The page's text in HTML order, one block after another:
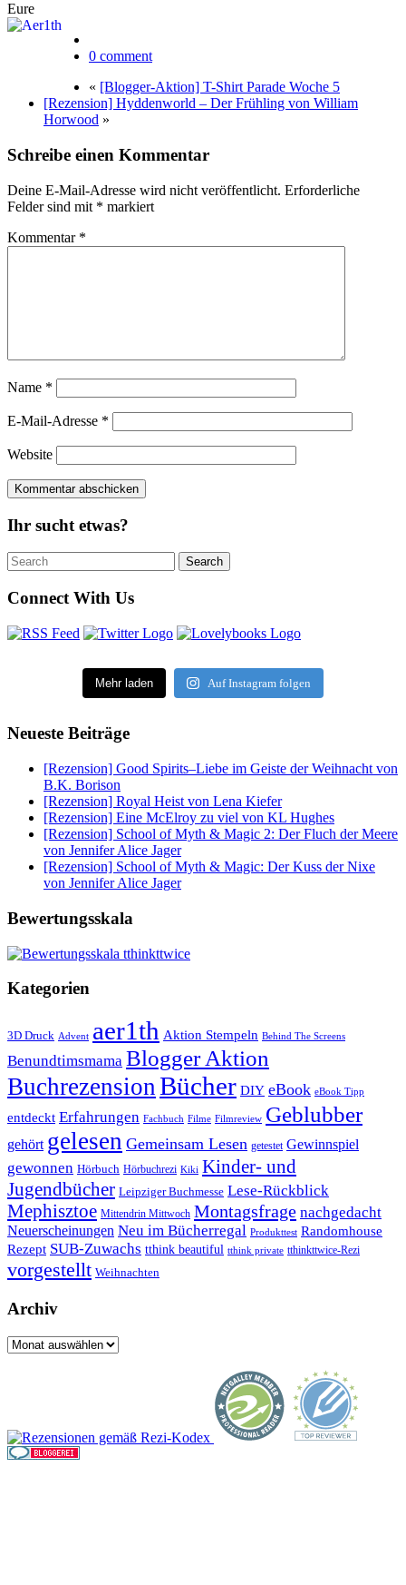
Eure
0 comment
« [Blogger-Aktion] T-Shirt Parade Woche 5
[Rezension] Hyddenworld – Der Frühling von William
Horwood »
Schreibe einen Kommentar
Deine E-Mail-Adresse wird nicht veröffentlicht. Erforderliche
Felder sind mit * markiert
Kommentar *
Name *
E-Mail-Adresse *
Website
Ihr sucht etwas?
Search
for:
Search
Connect With Us
Mehr laden Auf Instagram folgen
Neueste Beiträge
[Rezension] Good Spirits–Liebe im Geiste der Weihnacht von
B.K. Borison
[Rezension] Royal Heist von Lena Kiefer
[Rezension] Eine McElroy zu viel von KL Hughes
[Rezension] School of Myth & Magic 2: Der Fluch der Meere
von Jennifer Alice Jager
[Rezension] School of Myth & Magic: Der Kuss der Nixe
von Jennifer Alice Jager
Bewertungsskala
Kategorien
3D Druck Advent aer1th Aktion Stempeln Behind The Screens
Benundtimsmama Blogger Aktion
BuchrezensionBücher DIY eBook eBook Tipp
entdeckt Erfahrungen Fachbuch Filme Filmreview Geblubber
gehört gelesen Gemeinsam Lesen getestet Gewinnspiel
gewonnen Hörbuch Hörbuchrezi Kiki Kinder- und
Jugendbücher Leipziger Buchmesse Lese-Rückblick
Mephisztoe Mittendrin Mittwoch Montagsfrage nachgedacht
Neuerscheinungen Neu im Bücherregal Produkttest Randomhouse
Rezept SUB-Zuwachs tthink beautiful tthink private tthinkttwice-Rezi
vorgestellt Weihnachten
Archiv
Archiv